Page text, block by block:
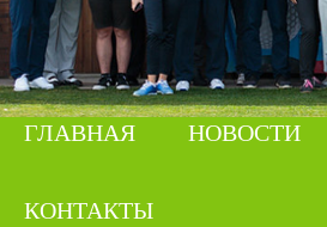
ГЛАВНАЯ НОВОСТИ
КОНТАКТЫ